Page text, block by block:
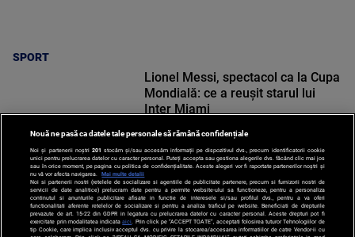
SPORT
SPORT
Lionel Messi, spectacol ca la Cupa
Mondială: ce a reușit starul lui
Inter Miami
Nouă ne pasă ca datele tale personale să rămână confidențiale
Noi și partenerii noștri 201 stocăm și/sau accesăm informații pe dispozitivul dvs., precum identificatorii cookie
unici pentru prelucrarea datelor cu caracter personal. Puteți accepta sau gestiona alegerile dvs. făcând clic mai jos
sau în orice moment, pe pagina cu politica de confidențialitate. Aceste alegeri vor fi raportate partenerilor noștri și
nu vă vor afecta navigarea.
Mai multe detalii
Noi si partenerii nostri (retelele de socializare si agentiile de publicitate partenere, precum si furnizorii nostri de
servicii de date analitice) prelucram date pentru a permite website-ului sa functioneze, pentru a personaliza
continutul si anunturile publicitare afisate in functie de interesele si/sau profilul dvs., pentru a va oferi
functionalitati aferente retelelor de socializare si pentru a analiza traficul pe website. Beneficiati de drepturile
prevazute de art. 15-22 din GDPR in legatura cu prelucrarea datelor cu caracter personal. Aceste drepturi pot fi
exercitate prin modalitatea indicataaici . Prin click pe “ACCEPT TOATE”, acceptati folosirea tuturor Tehnologiilor de
tip Cookie, care implica inclusiv acceptul dvs. cu privire la stocarea/accesarea informatiilor de catre Vendor-ii cu